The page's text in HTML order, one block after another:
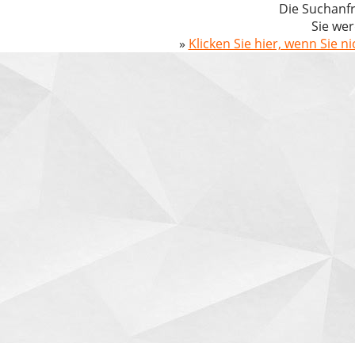
Die
Sie
» Klicken Sie hier, wenn Sie